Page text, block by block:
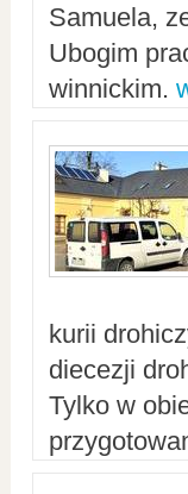
Samuela,
Ubogim
winnickim.
kurii
diecezji
Tylko w